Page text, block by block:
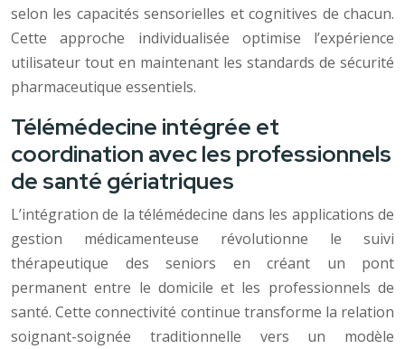
selon les capacités sensorielles et cognitives de chacun.
Cette approche individualisée optimise l’expérience
utilisateur tout en maintenant les standards de sécurité
pharmaceutique essentiels.
Télémédecine intégrée et
coordination avec les professionnels
de santé gériatriques
L’intégration de la télémédecine dans les applications de
gestion médicamenteuse révolutionne le suivi
thérapeutique des seniors en créant un pont
permanent entre le domicile et les professionnels de
santé. Cette connectivité continue transforme la relation
soignant-soignée traditionnelle vers un modèle